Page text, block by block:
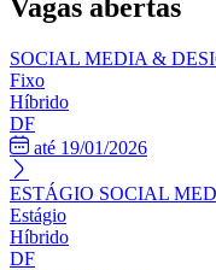
Vagas abertas
SOCIAL MEDIA &
Fixo
Híbrido
DF
até 19/01/2026
ESTÁGIO SOCIAL
Estágio
Híbrido
DF